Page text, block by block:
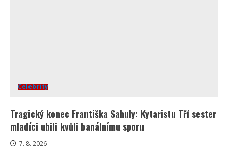
Celebrity
Tragický konec Františka Sahuly: Kytaristu Tří sester
mladíci ubili kvůli banálnímu sporu
7. 8. 2026